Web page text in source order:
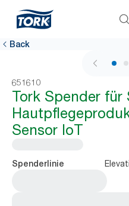
Back
1
651610
Tork Spender für
Sensor IoT
Spenderlinie